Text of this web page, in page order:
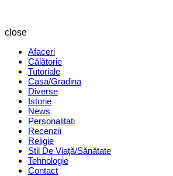
close
Afaceri
Călătorie
Tutoriale
Casa/Gradina
Diverse
Istorie
News
Personalitati
Recenzii
Religie
Stil De Viaţă/Sănătate
Tehnologie
Contact